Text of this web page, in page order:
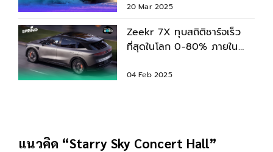
20 Mar 2025
Zeekr 7X ทุบสถิติชาร์จเร็ว
ที่สุดในโลก 0-80% ภายใน
04 Feb 2025
แนวคิด “Starry Sky Concert Hall”